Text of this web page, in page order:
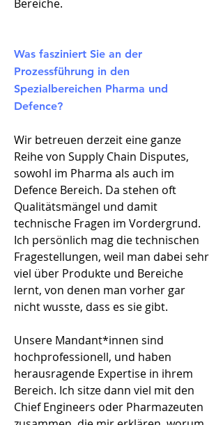
Bereiche.
Was fasziniert Sie an der
Prozessführung in den
Spezialbereichen Pharma und
Defence?
Wir betreuen derzeit eine ganze
Reihe von Supply Chain Disputes,
sowohl im Pharma als auch im
Defence Bereich. Da stehen oft
Qualitätsmängel und damit
technische Fragen im Vordergrund.
Ich persönlich mag die technischen
Fragestellungen, weil man dabei sehr
viel über Produkte und Bereiche
lernt, von denen man vorher gar
nicht wusste, dass es sie gibt.
Unsere Mandant*innen sind
hochprofessionell, und haben
herausragende Expertise in ihrem
Bereich. Ich sitze dann viel mit den
Chief Engineers oder Pharmazeuten